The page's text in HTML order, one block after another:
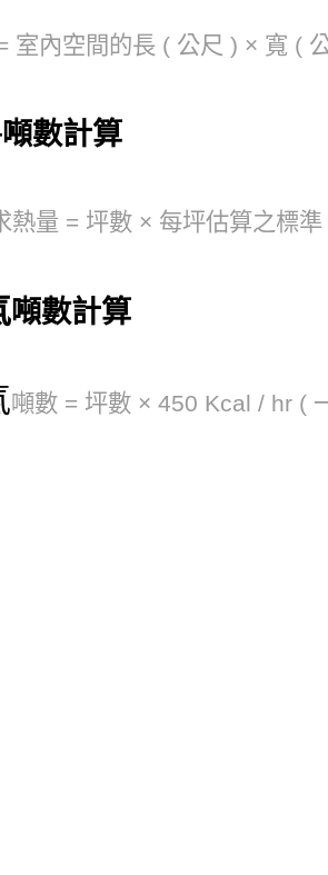
室內空間的長 ( 公尺 ) × 寬 (
數計算
熱量 = 坪數 × 每坪估算之標準
噸數計算
噸數 = 坪數 × 450 Kcal / hr (